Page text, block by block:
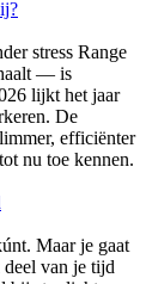
stress Range
— is
lijkt het jaar
De
efficiënter
nu toe kennen.
Maar je gaat
van je tijd